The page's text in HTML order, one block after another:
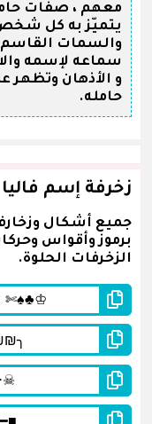
معهم ، صفات
يتميّز به كل
والسمات القاسم
سماعه لإسمه
و الأذهان
حامله.
زخرفة إسم فاليا
جميع أشكال
برموز وأقواس
الزخرفات الحلوة.